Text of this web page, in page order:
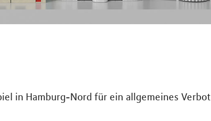
in Hamburg-Nord für ein allgemeines Verbot